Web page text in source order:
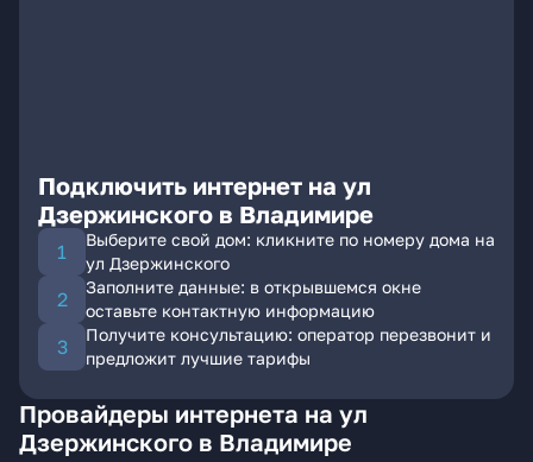
Подключить интернет на ул
Дзержинского в Владимире
Выберите свой дом: кликните по номеру дома на
ул Дзержинского
Заполните данные: в открывшемся окне
оставьте контактную информацию
Получите консультацию: оператор перезвонит и
предложит лучшие тарифы
Провайдеры интернета на ул
Дзержинского в Владимире